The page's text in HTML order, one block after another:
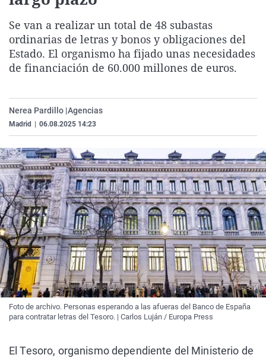
Gente viajera
Como el perro y el
Retornados
Equipo de
Operación Viuda
Galicia
La Rioja
Navarra
Televisión
Elecciones
Se van a realizar un total de 48 subastas
ordinarias de letras y bonos y obligaciones del
Estado. El organismo ha fijado unas necesidades
de financiación de 60.000 millones de euros.
Nerea Pardillo |Agencias
Madrid 06.08.2025 14:23
Foto de archivo. Personas esperando a las afueras del Banco de España
para contratar letras del Tesoro. | Carlos Luján / Europa Press
El Tesoro, organismo dependiente del Ministerio de